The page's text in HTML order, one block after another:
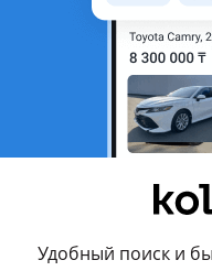
Удобный поиск и
Комментарий
Фары на LC 200 black
Отличное качество!
Отправка в регионы
Другие